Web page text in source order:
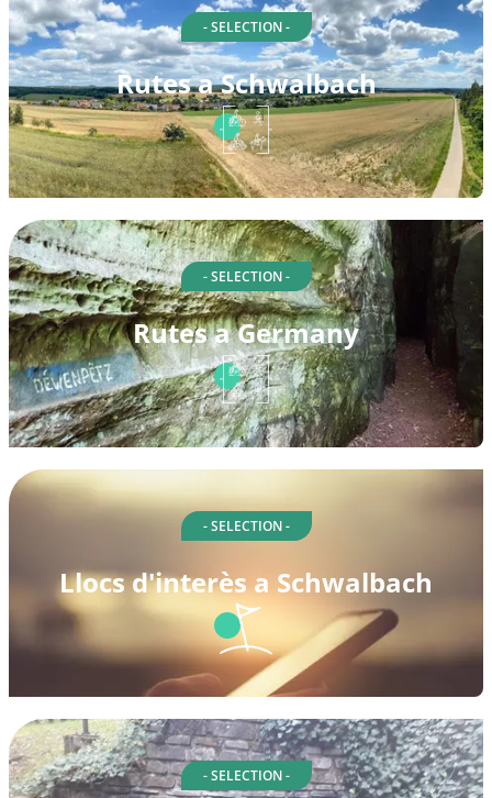
- SELECTION -
Rutes a Schwalbach
- SELECTION -
Rutes a Germany
- SELECTION -
Llocs d'interès a Schwalbach
- SELECTION -